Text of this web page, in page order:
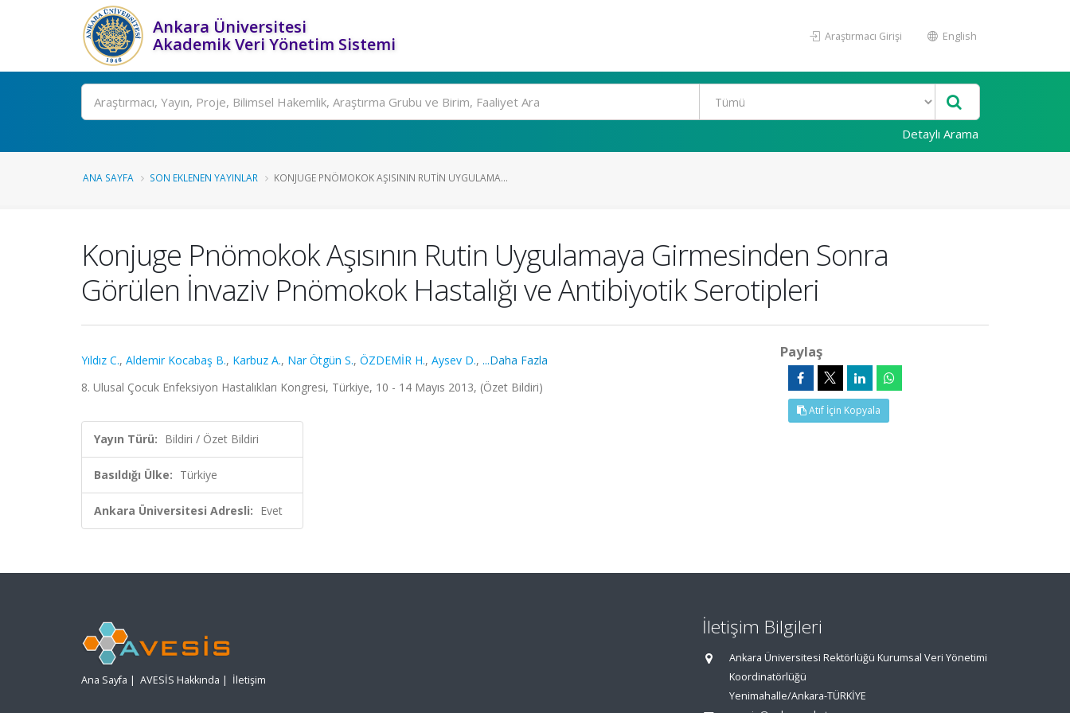
Ankara Üniversitesi
Akademik Veri Yönetim Sistemi
Araştırmacı Girişi English
Ara
Detaylı Arama
ANA SAYFA SON EKLENEN YAYINLAR KONJUGE PNÖMOKOK AŞISININ RUTIN UYGULAMA...
Konjuge Pnömokok Aşısının Rutin Uygulamaya Girmesinden Sonra
Görülen İnvaziv Pnömokok Hastalığı ve Antibiyotik Serotipleri
Yıldız C., Aldemir Kocabaş B., Karbuz A., Nar Ötgün S., ÖZDEMİR H., Aysev D., ...Daha Fazla
8. Ulusal Çocuk Enfeksiyon Hastalıkları Kongresi, Türkiye, 10 - 14 Mayıs 2013, (Özet Bildiri)
Yayın Türü: Bildiri / Özet Bildiri
Basıldığı Ülke: Türkiye
Ankara Üniversitesi Adresli: Evet
Paylaş
Atıf İçin Kopyala
Ana Sayfa | AVESİS Hakkında | İletişim
İletişim Bilgileri
Ankara Üniversitesi Rektörlüğü Kurumsal Veri Yönetimi
Koordinatörlüğü
Yenimahalle/Ankara-TÜRKİYE